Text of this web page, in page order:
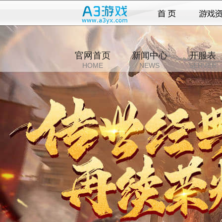
官网首页
HOME
新闻中心
NEWS
开服表
SERVER